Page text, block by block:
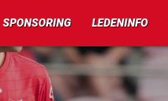
SPONSORING LEDENINFO